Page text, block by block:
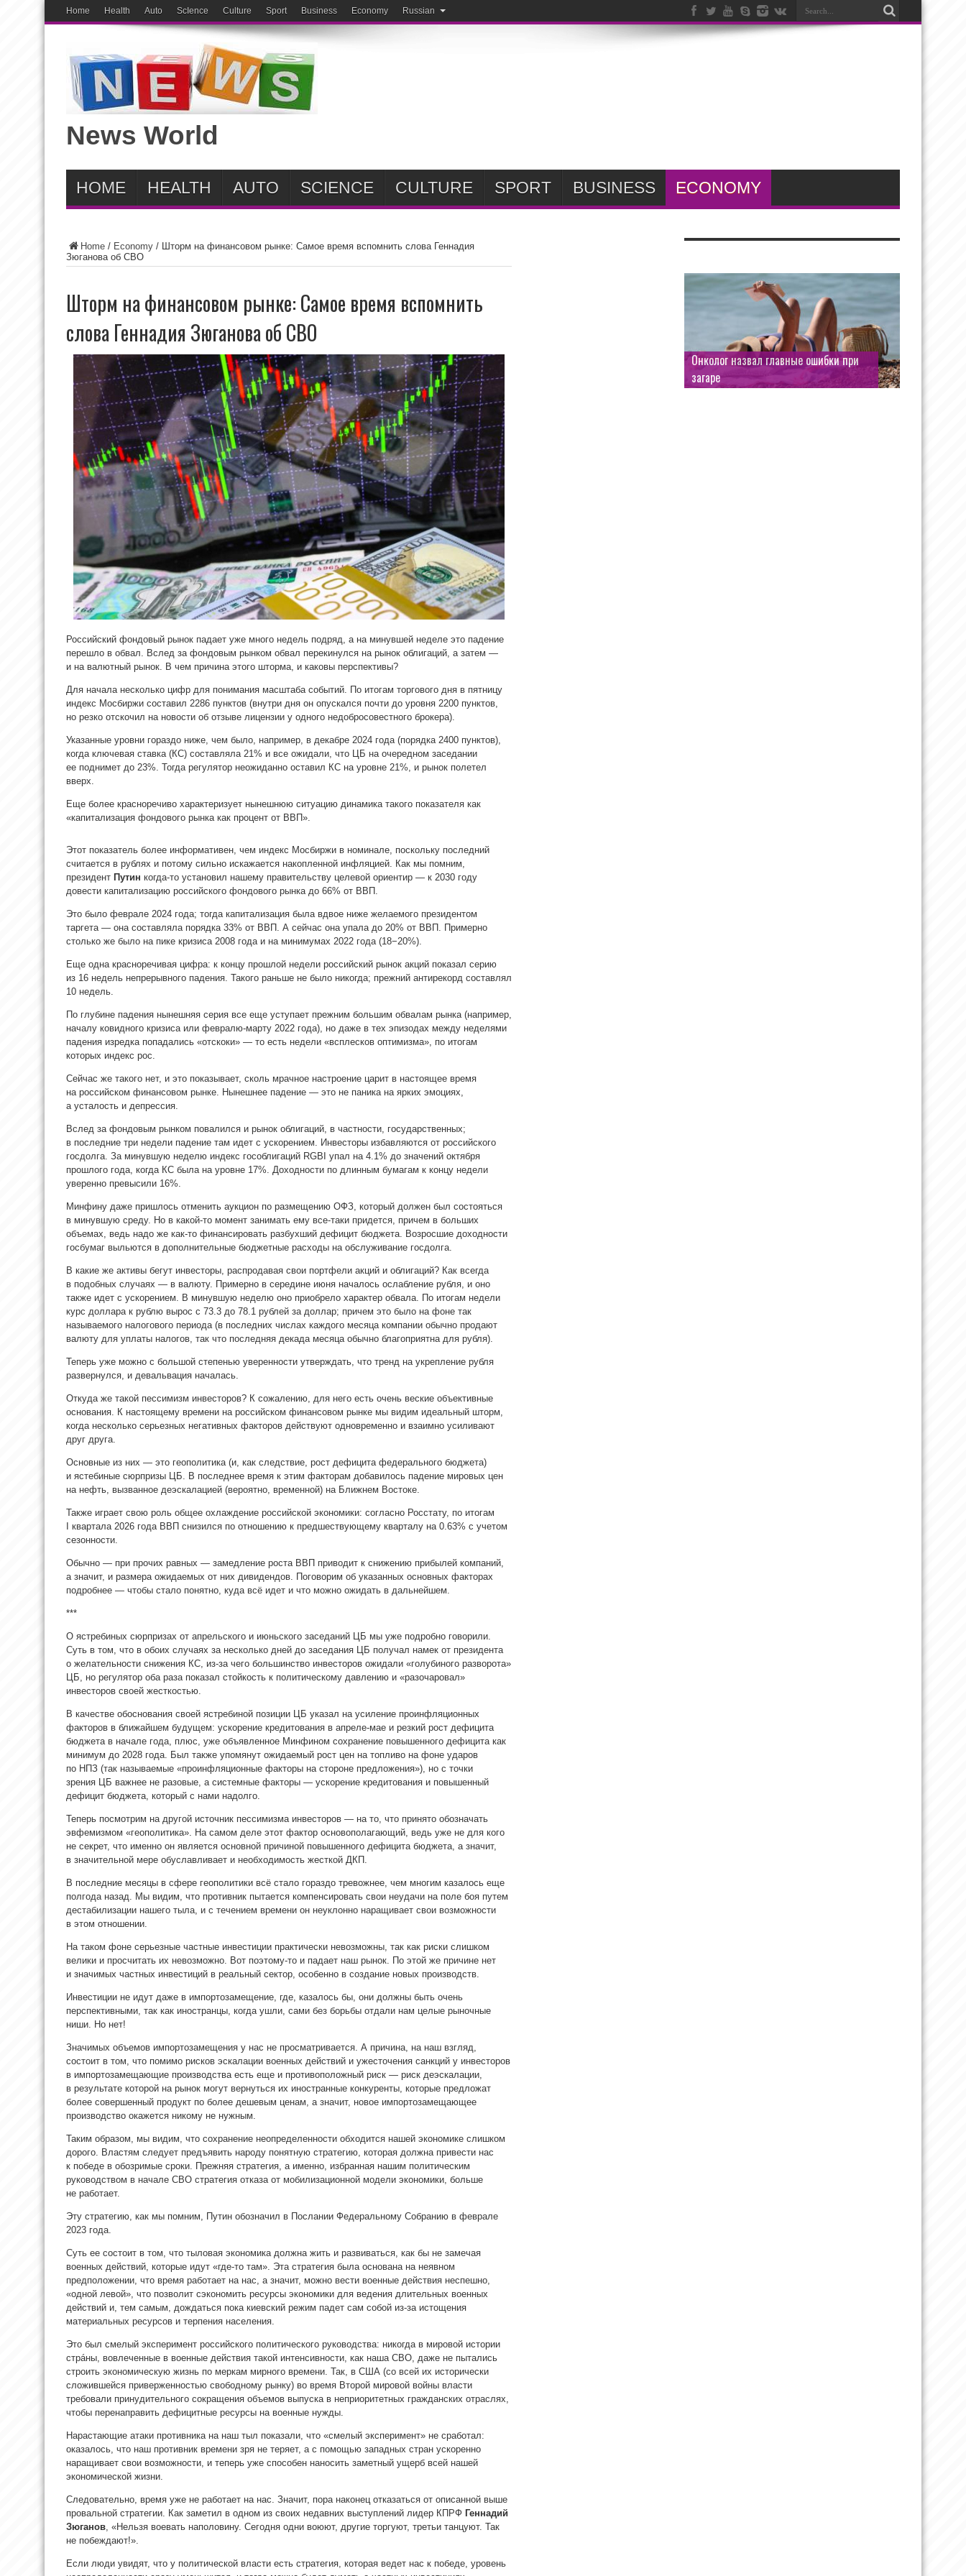
Home Health Auto ScIence Culture Sport Business Economy Russian
News World
HOME HEALTH AUTO SCIENCE CULTURE SPORT BUSINESS ECONOMY
Home / Economy / Шторм на финансовом рынке: Самое время вспомнить слова Геннадия
Зюганова об СВО
Шторм на финансовом рынке: Самое время вспомнить
слова Геннадия Зюганова об СВО
Российский фондовый рынок падает уже много недель подряд, а на минувшей неделе это падение
перешло в обвал. Вслед за фондовым рынком обвал перекинулся на рынок облигаций, а затем —
и на валютный рынок. В чем причина этого шторма, и каковы перспективы?
Для начала несколько цифр для понимания масштаба событий. По итогам торгового дня в пятницу
индекс Мосбиржи составил 2286 пунктов (внутри дня он опускался почти до уровня 2200 пунктов,
но резко отскочил на новости об отзыве лицензии у одного недобросовестного брокера).
Указанные уровни гораздо ниже, чем было, например, в декабре 2024 года (порядка 2400 пунктов),
когда ключевая ставка (КС) составляла 21% и все ожидали, что ЦБ на очередном заседании
ее поднимет до 23%. Тогда регулятор неожиданно оставил КС на уровне 21%, и рынок полетел
вверх.
Еще более красноречиво характеризует нынешнюю ситуацию динамика такого показателя как
«капитализация фондового рынка как процент от ВВП».
Этот показатель более информативен, чем индекс Мосбиржи в номинале, поскольку последний
считается в рублях и потому сильно искажается накопленной инфляцией. Как мы помним,
президент Путин когда-то установил нашему правительству целевой ориентир — к 2030 году
довести капитализацию российского фондового рынка до 66% от ВВП.
Это было феврале 2024 года; тогда капитализация была вдвое ниже желаемого президентом
таргета — она составляла порядка 33% от ВВП. А сейчас она упала до 20% от ВВП. Примерно
столько же было на пике кризиса 2008 года и на минимумах 2022 года (18−20%).
Еще одна красноречивая цифра: к концу прошлой недели российский рынок акций показал серию
из 16 недель непрерывного падения. Такого раньше не было никогда; прежний антирекорд составлял
10 недель.
По глубине падения нынешняя серия все еще уступает прежним большим обвалам рынка (например,
началу ковидного кризиса или февралю-марту 2022 года), но даже в тех эпизодах между неделями
падения изредка попадались «отскоки» — то есть недели «всплесков оптимизма», по итогам
которых индекс рос.
Сейчас же такого нет, и это показывает, сколь мрачное настроение царит в настоящее время
на российском финансовом рынке. Нынешнее падение — это не паника на ярких эмоциях,
а усталость и депрессия.
Вслед за фондовым рынком повалился и рынок облигаций, в частности, государственных;
в последние три недели падение там идет с ускорением. Инвесторы избавляются от российского
госдолга. За минувшую неделю индекс гособлигаций RGBI упал на 4.1% до значений октября
прошлого года, когда КС была на уровне 17%. Доходности по длинным бумагам к концу недели
уверенно превысили 16%.
Минфину даже пришлось отменить аукцион по размещению ОФЗ, который должен был состояться
в минувшую среду. Но в какой-то момент занимать ему все-таки придется, причем в больших
объемах, ведь надо же как-то финансировать разбухший дефицит бюджета. Возросшие доходности
госбумаг выльются в дополнительные бюджетные расходы на обслуживание госдолга.
В какие же активы бегут инвесторы, распродавая свои портфели акций и облигаций? Как всегда
в подобных случаях — в валюту. Примерно в середине июня началось ослабление рубля, и оно
также идет с ускорением. В минувшую неделю оно приобрело характер обвала. По итогам недели
курс доллара к рублю вырос с 73.3 до 78.1 рублей за доллар; причем это было на фоне так
называемого налогового периода (в последних числах каждого месяца компании обычно продают
валюту для уплаты налогов, так что последняя декада месяца обычно благоприятна для рубля).
Теперь уже можно с большой степенью уверенности утверждать, что тренд на укрепление рубля
развернулся, и девальвация началась.
Откуда же такой пессимизм инвесторов? К сожалению, для него есть очень веские объективные
основания. К настоящему времени на российском финансовом рынке мы видим идеальный шторм,
когда несколько серьезных негативных факторов действуют одновременно и взаимно усиливают
друг друга.
Основные из них — это геополитика (и, как следствие, рост дефицита федерального бюджета)
и ястебиные сюрпризы ЦБ. В последнее время к этим факторам добавилось падение мировых цен
на нефть, вызванное деэскалацией (вероятно, временной) на Ближнем Востоке.
Также играет свою роль общее охлаждение российской экономики: согласно Росстату, по итогам
I квартала 2026 года ВВП снизился по отношению к предшествующему кварталу на 0.63% с учетом
сезонности.
Обычно — при прочих равных — замедление роста ВВП приводит к снижению прибылей компаний,
а значит, и размера ожидаемых от них дивидендов. Поговорим об указанных основных факторах
подробнее — чтобы стало понятно, куда всё идет и что можно ожидать в дальнейшем.
***
О ястребиных сюрпризах от апрельского и июньского заседаний ЦБ мы уже подробно говорили.
Суть в том, что в обоих случаях за несколько дней до заседания ЦБ получал намек от президента
о желательности снижения КС, из-за чего большинство инвесторов ожидали «голубиного разворота»
ЦБ, но регулятор оба раза показал стойкость к политическому давлению и «разочаровал»
инвесторов своей жесткостью.
В качестве обоснования своей ястребиной позиции ЦБ указал на усиление проинфляционных
факторов в ближайшем будущем: ускорение кредитования в апреле-мае и резкий рост дефицита
бюджета в начале года, плюс, уже объявленное Минфином сохранение повышенного дефицита как
минимум до 2028 года. Был также упомянут ожидаемый рост цен на топливо на фоне ударов
по НПЗ (так называемые «проинфляционные факторы на стороне предложения»), но с точки
зрения ЦБ важнее не разовые, а системные факторы — ускорение кредитования и повышенный
дефицит бюджета, который с нами надолго.
Теперь посмотрим на другой источник пессимизма инвесторов — на то, что принято обозначать
эвфемизмом «геополитика». На самом деле этот фактор основополагающий, ведь уже не для кого
не секрет, что именно он является основной причиной повышенного дефицита бюджета, а значит,
в значительной мере обуславливает и необходимость жесткой ДКП.
В последние месяцы в сфере геополитики всё стало гораздо тревожнее, чем многим казалось еще
полгода назад. Мы видим, что противник пытается компенсировать свои неудачи на поле боя путем
дестабилизации нашего тыла, и с течением времени он неуклонно наращивает свои возможности
в этом отношении.
На таком фоне серьезные частные инвестиции практически невозможны, так как риски слишком
велики и просчитать их невозможно. Вот поэтому-то и падает наш рынок. По этой же причине нет
и значимых частных инвестиций в реальный сектор, особенно в создание новых производств.
Инвестиции не идут даже в импортозамещение, где, казалось бы, они должны быть очень
перспективными, так как иностранцы, когда ушли, сами без борьбы отдали нам целые рыночные
ниши. Но нет!
Значимых объемов импортозамещения у нас не просматривается. А причина, на наш взгляд,
состоит в том, что помимо рисков эскалации военных действий и ужесточения санкций у инвесторов
в импортозамещающие производства есть еще и противоположный риск — риск деэскалации,
в результате которой на рынок могут вернуться их иностранные конкуренты, которые предложат
более совершенный продукт по более дешевым ценам, а значит, новое импортозамещающее
производство окажется никому не нужным.
Таким образом, мы видим, что сохранение неопределенности обходится нашей экономике слишком
дорого. Властям следует предъявить народу понятную стратегию, которая должна привести нас
к победе в обозримые сроки. Прежняя стратегия, а именно, избранная нашим политическим
руководством в начале СВО стратегия отказа от мобилизационной модели экономики, больше
не работает.
Эту стратегию, как мы помним, Путин обозначил в Послании Федеральному Собранию в феврале
2023 года.
Суть ее состоит в том, что тыловая экономика должна жить и развиваться, как бы не замечая
военных действий, которые идут «где-то там». Эта стратегия была основана на неявном
предположении, что время работает на нас, а значит, можно вести военные действия неспешно,
«одной левой», что позволит сэкономить ресурсы экономики для ведения длительных военных
действий и, тем самым, дождаться пока киевский режим падет сам собой из-за истощения
материальных ресурсов и терпения населения.
Это был смелый эксперимент российского политического руководства: никогда в мировой истории
стрáны, вовлеченные в военные действия такой интенсивности, как наша СВО, даже не пытались
строить экономическую жизнь по меркам мирного времени. Так, в США (со всей их исторически
сложившейся приверженностью свободному рынку) во время Второй мировой войны власти
требовали принудительного сокращения объемов выпуска в неприоритетных гражданских отраслях,
чтобы перенаправить дефицитные ресурсы на военные нужды.
Нарастающие атаки противника на наш тыл показали, что «смелый эксперимент» не сработал:
оказалось, что наш противник времени зря не теряет, а с помощью западных стран ускоренно
наращивает свои возможности, и теперь уже способен наносить заметный ущерб всей нашей
экономической жизни.
Следовательно, время уже не работает на нас. Значит, пора наконец отказаться от описанной выше
провальной стратегии. Как заметил в одном из своих недавних выступлений лидер КПРФ Геннадий
Зюганов, «Нельзя воевать наполовину. Сегодня одни воюют, другие торгуют, третьи танцуют. Так
не побеждают!».
Если люди увидят, что у политической власти есть стратегия, которая ведет нас к победе, уровень
Онколог назвал главные ошибки при
загаре